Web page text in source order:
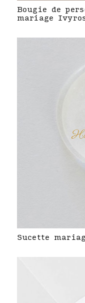
Bougie de
mariage
Sucette